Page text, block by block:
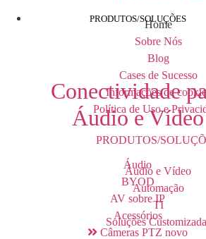
PRODUTOS/SOLUÇÕES
Conectividade
Áudio e Vídeo
Áudio
BYOD
AV sobre IP
Acessórios
Câmeras PTZ novo
Home
Sobre Nós
Blog
Cases de Sucesso
Informações de
Política de Uso e
PRODUTOS/
Áudio e Vídeo
Automação
TI
Soluções